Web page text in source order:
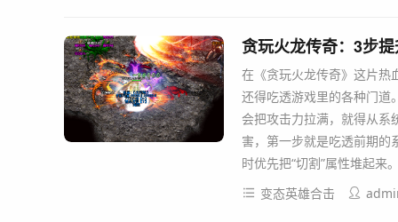
贪玩火龙传奇：3步
在《贪玩火龙传奇》这片热
还得吃透游戏里的各种门道
会把攻击力拉满，就得从系
害，第一步就是吃透前期的
时优先把“切割”属性堆起来
变态英雄合击